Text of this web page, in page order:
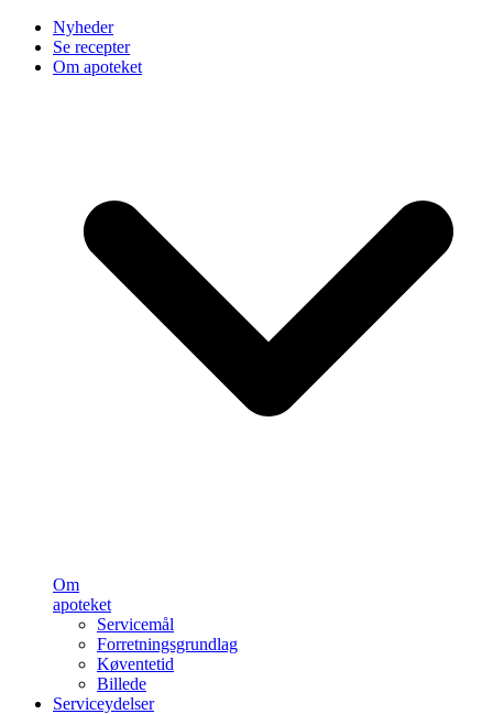
Nyheder
Se recepter
Om apoteket
Om
apoteket
Servicemål
Forretningsgrundlag
Køventetid
Billede
Serviceydelser